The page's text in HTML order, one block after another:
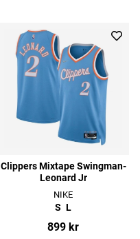
Clippers Mixtape Swingman-
Leonard Jr
NIKE
S L
899 kr